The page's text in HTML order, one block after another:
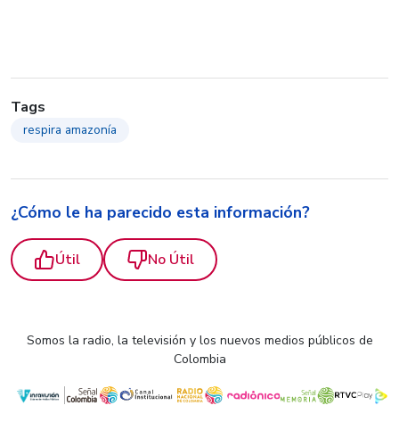
Tags
respira amazonía
¿Cómo le ha parecido esta información?
Útil No Útil
Somos la radio, la televisión y los nuevos medios públicos de
Colombia